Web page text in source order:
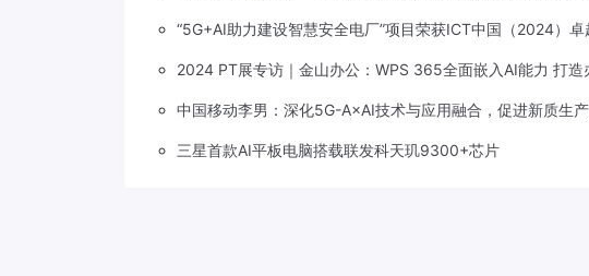
“5G+AI助力建设智慧安全电厂”项目荣获ICT中国（2024）卓
2024 PT展专访｜金山办公：WPS 365全面嵌入AI能力 打造
中国移动李男：深化5G-A×AI技术与应用融合，促进新质生
三星首款AI平板电脑搭载联发科天玑9300+芯片